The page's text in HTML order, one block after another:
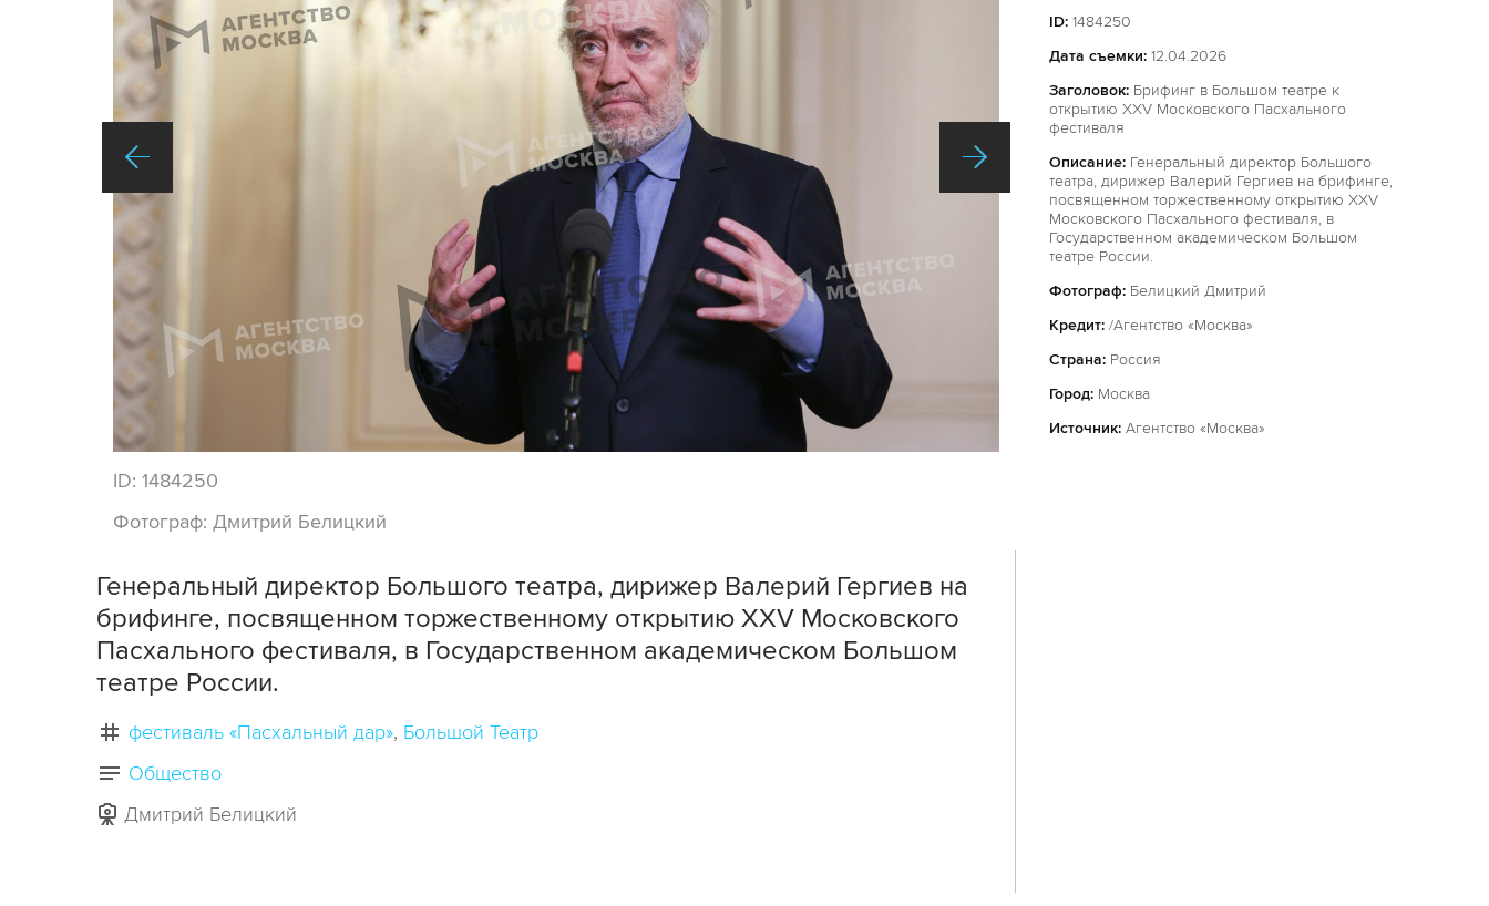
ID: 1484250
Фотограф: Дмитрий Белицкий
ID: 1484250
Дата съемки: 12.04.2026
Заголовок: Брифинг в Большом театре к
открытию XXV Московского Пасхального
фестиваля
Описание: Генеральный директор Большого
театра, дирижер Валерий Гергиев на брифинге,
посвященном торжественному открытию XXV
Московского Пасхального фестиваля, в
Государственном академическом Большом
театре России.
Фотограф: Белицкий Дмитрий
Кредит: /Агентство «Москва»
Страна: Россия
Город: Москва
Источник: Агентство «Москва»
Генеральный директор Большого театра, дирижер Валерий Гергиев на
брифинге, посвященном торжественному открытию XXV Московского
Пасхального фестиваля, в Государственном академическом Большом
театре России.
фестиваль «Пасхальный дар» Большой Театр
Общество
Дмитрий Белицкий